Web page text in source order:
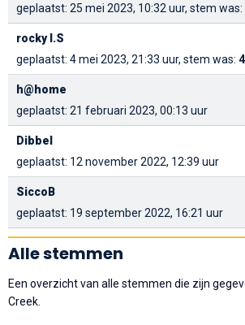
geplaatst: 25 mei 2023, 10:32 uur, stem was:
rocky I.S
geplaatst: 4 mei 2023, 21:33 uur, stem was:
h@home
geplaatst: 21 februari 2023, 00:13 uur
Dibbel
geplaatst: 12 november 2022, 12:39 uur
SiccoB
geplaatst: 19 september 2022, 16:21 uur
Alle stemmen
Een overzicht van alle stemmen die zijn
Creek.